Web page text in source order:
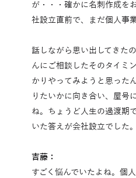
が・・・確かに名刺作成を
社設立直前で、まだ個人事
話しながら思い出してきた
んにご相談したそのタイミ
かりやってみようと思った
りたいかに向き合い、屋号
ね。ちょうど人生の過渡期
いた答えが会社設立でした。
吉藤：
すごく悩んでいたよね。個